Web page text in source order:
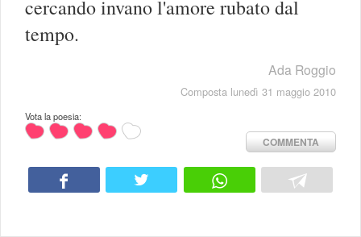
cercando invano l'amore rubato dal
tempo.
Ada Roggio
Composta lunedì 31 maggio 2010
Vota la poesia:
COMMENTA